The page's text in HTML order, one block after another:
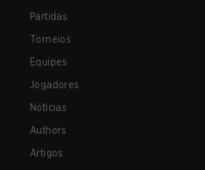
Partidas
Torneios
Equipes
Jogadores
Notícias
Authors
Artigos